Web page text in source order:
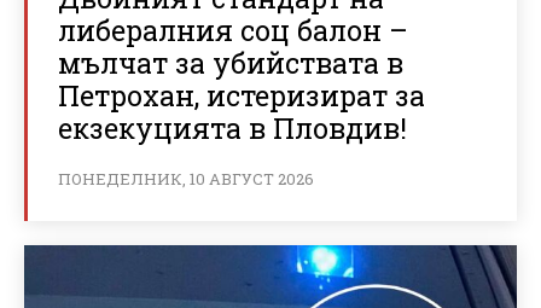
либералния соц балон –
мълчат за убийствата в
Петрохан, истеризират за
екзекуцията в Пловдив!
ПОНЕДЕЛНИК, 10 АВГУСТ 2026